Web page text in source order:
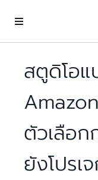
สตูดิโอ
ตัวเลือก
ยังโปรเ